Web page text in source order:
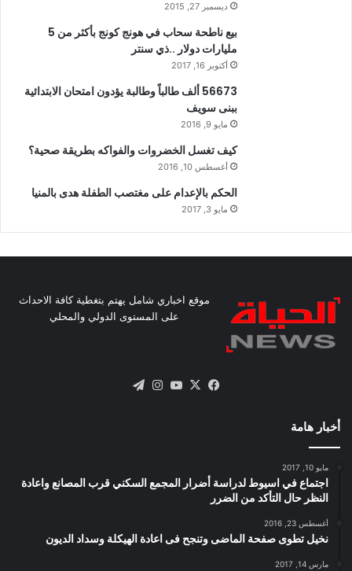
ديسمبر 27, 2015
بيع ناطحة سحاب في هونج كونج بأكثر من 5
مليارات دولار ..ذي سنتر
أكتوبر 16, 2017
56673 ألف طالباً وطالبة يؤدون امتحان الابتدائية
ببنى سويف
مايو 9, 2016
كيف تغسل الخضروات والفواكه بطريقة صحية؟
أغسطس 10, 2016
الحكم بالإعدام على مغتصب الطفلة هدى بالمنيا
مايو 3, 2017
موقع اخباري شامل يهتم بتغطية كافة الاحداث
على المستوى الدولي والمحلي
فيسبوك
X يوتيوبانستقرام
أخبار هامة
مايو 10, 2017
اجتماع في اسيوط لدراسة أضرار المجمع السكني قرب المصانع واعادة
النظر حال التأكد من الضرر
أغسطس 23, 2016
نخيل تطوى صفحة الماضى وتنجح فى اعادة الهيكلة وسداد الديون
مارس 14, 2017